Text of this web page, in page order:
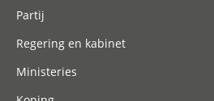
Partij
Regering en kabinet
Ministeries